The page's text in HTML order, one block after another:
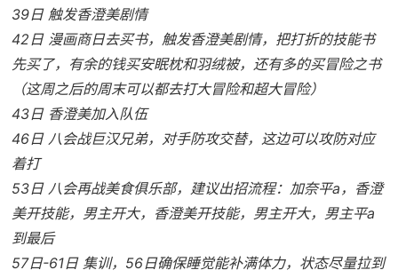
39日 触发香澄美剧情
42日 漫画商日去买书，触发香澄美剧情，把打折的技能书
先买了，有余的钱买安眠枕和羽绒被，还有多的买冒险之书
（这周之后的周末可以都去打大冒险和超大冒险）
43日 香澄美加入队伍
46日 八会战巨汉兄弟，对手防攻交替，这边可以攻防对应
着打
53日 八会再战美食俱乐部，建议出招流程：加奈平a，香澄
美开技能，男主开大，香澄美开技能，男主开大，男主平a
到最后
57日-61日 集训，56日确保睡觉能补满体力，状态尽量拉到